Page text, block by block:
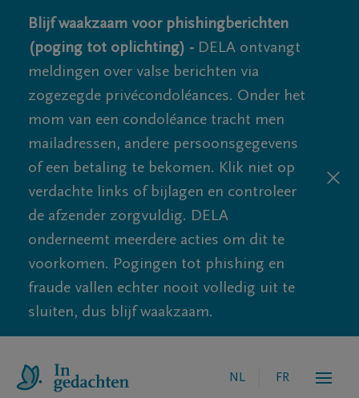
Blijf waakzaam voor phishingberichten
(poging tot oplichting) - DELA ontvangt
meldingen over valse berichten via
zogezegde privécondoléances. Onder het
mom van een condoléance tracht men
mailadressen, andere persoonsgegevens
of een betaling te bekomen. Klik niet op
verdachte links of bijlagen en controleer
de afzender zorgvuldig. DELA
onderneemt meerdere acties om dit te
voorkomen. Pogingen tot phishing en
fraude vallen echter nooit volledig uit te
sluiten, dus blijf waakzaam.
NL FR